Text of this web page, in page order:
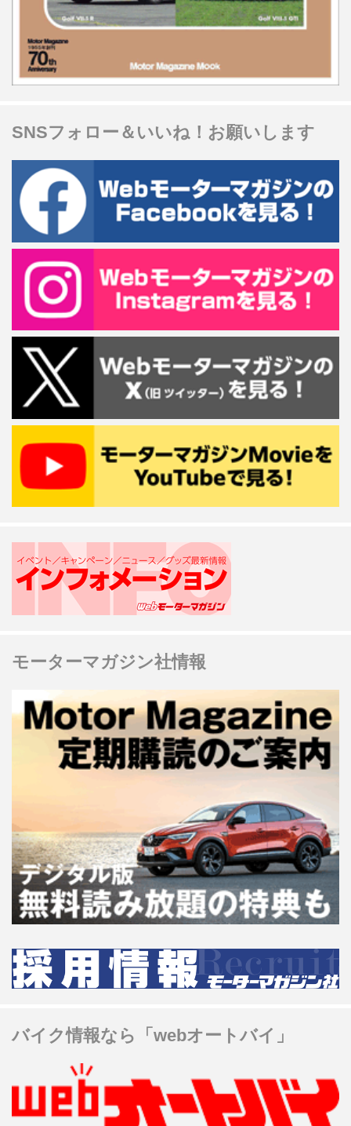
SNSフォロー＆いいね！お願いします
モーターマガジン社情報
バイク情報なら「webオートバイ」